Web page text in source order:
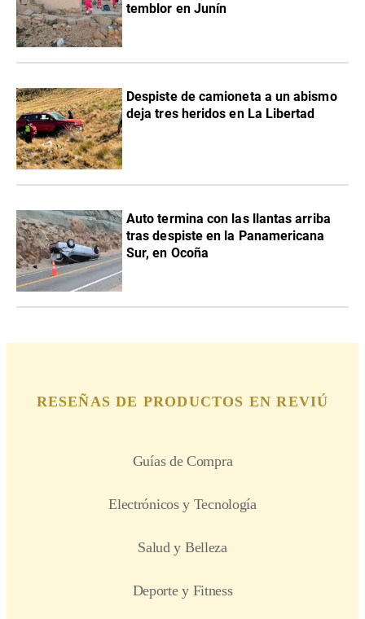
temblor en Junín
Despiste de camioneta a un abismo
deja tres heridos en La Libertad
Auto termina con las llantas arriba
tras despiste en la Panamericana
Sur, en Ocoña